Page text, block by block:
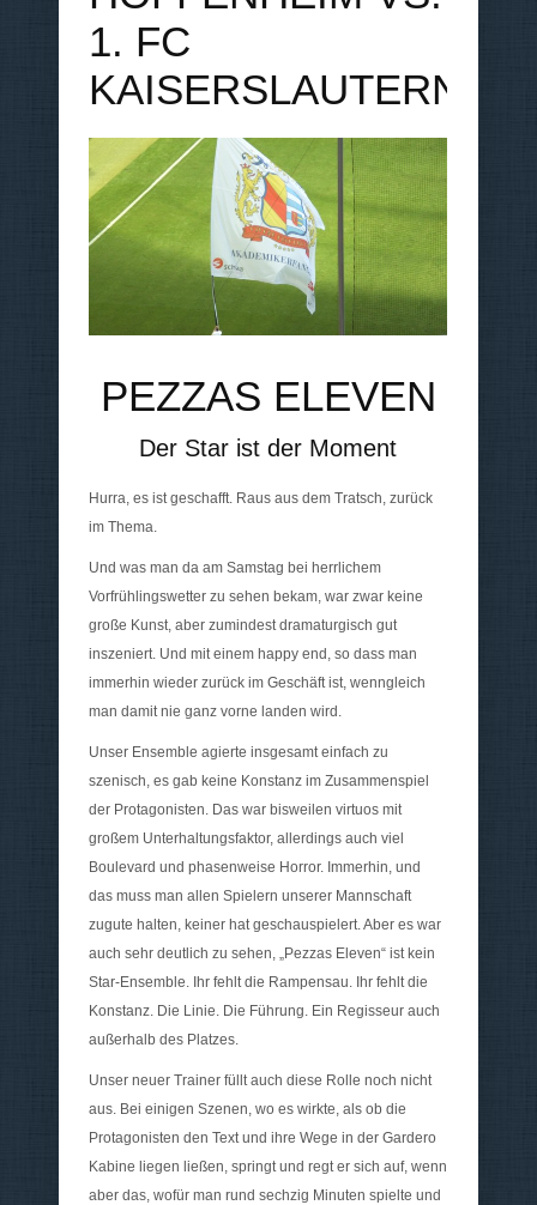
1. FC
KAISERSLAUTERN
PEZZAS ELEVEN
Der Star ist der Moment
Hurra, es ist geschafft. Raus aus dem Tratsch, zurück
im Thema.
Und was man da am Samstag bei herrlichem
Vorfrühlingswetter zu sehen bekam, war zwar keine
große Kunst, aber zumindest dramaturgisch gut
inszeniert. Und mit einem happy end, so dass man
immerhin wieder zurück im Geschäft ist, wenngleich
man damit nie ganz vorne landen wird.
Unser Ensemble agierte insgesamt einfach zu
szenisch, es gab keine Konstanz im Zusammenspiel
der Protagonisten. Das war bisweilen virtuos mit
großem Unterhaltungsfaktor, allerdings auch viel
Boulevard und phasenweise Horror. Immerhin, und
das muss man allen Spielern unserer Mannschaft
zugute halten, keiner hat geschauspielert. Aber es war
auch sehr deutlich zu sehen, „Pezzas Eleven“ ist kein
Star-Ensemble. Ihr fehlt die Rampensau. Ihr fehlt die
Konstanz. Die Linie. Die Führung. Ein Regisseur auch
außerhalb des Platzes.
Unser neuer Trainer füllt auch diese Rolle noch nicht
aus. Bei einigen Szenen, wo es wirkte, als ob die
Protagonisten den Text und ihre Wege in der Gardero
Kabine liegen ließen, springt und regt er sich auf, wenn
aber das, wofür man rund sechzig Minuten spielte und